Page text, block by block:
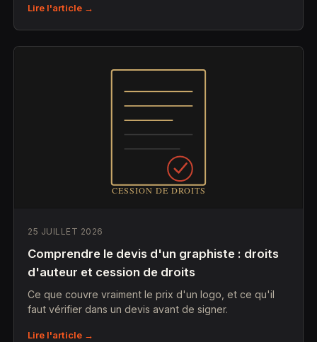
Lire l'article →
25 JUILLET 2026
Comprendre le devis d'un graphiste : droits
d'auteur et cession de droits
Ce que couvre vraiment le prix d'un logo, et ce qu'il
faut vérifier dans un devis avant de signer.
Lire l'article →